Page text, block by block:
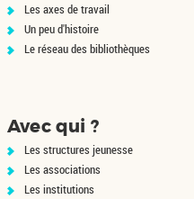
Les axes de travail
Un peu d'histoire
Le réseau des bibliothèques
Avec qui ?
Les structures jeunesse
Les associations
Les institutions